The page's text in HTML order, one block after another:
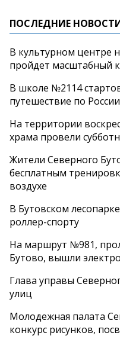
ПОСЛЕДНИЕ
В культурном центре
пройдет масштабный
В школе №2114
путешествие по
На территории
храма провели
Жители Северного
бесплатным
воздухе
В Бутовском
роллер-спорту
На маршрут №981,
Бутово, вышли
Глава управы
улиц
Молодежная палата
конкурс рисунков,